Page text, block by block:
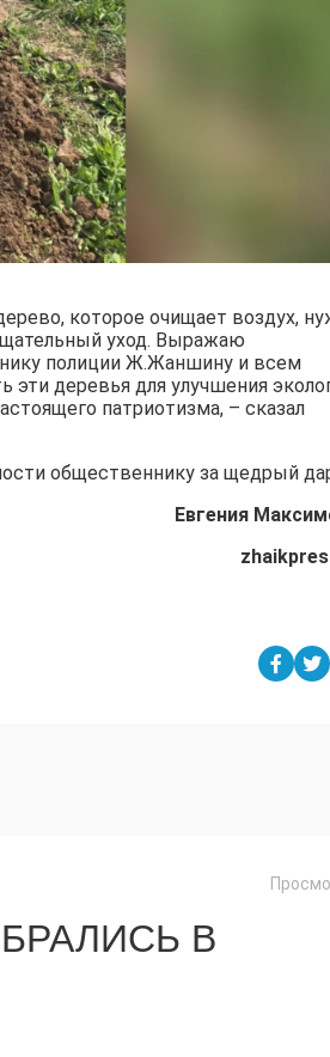
которое очищает воздух,
уход. Выражаю
полиции Ж.Жаншину и всем
эти деревья для улучшения
патриотизма, – сказал
общественнику за щедрый
Евгения
В